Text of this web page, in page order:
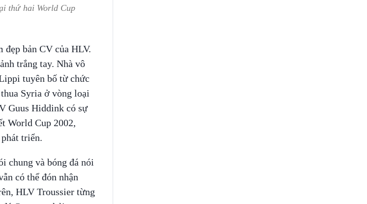
thứ hai World Cup
đẹp bản CV của HLV.
trắng tay. Nhà vô
tuyên bố từ chức
Syria ở vòng loại
Guus Hiddink có sự
World Cup 2002,
triển.
chung và bóng đá nói
có thể đón nhận
HLV Troussier từng